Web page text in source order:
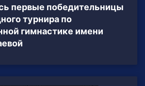
первые победительницы
турнира по
гимнастике имени